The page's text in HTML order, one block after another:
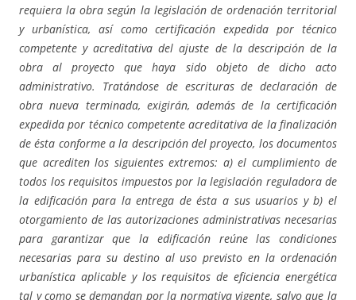
requiera la obra según la legislación de ordenación territorial
y urbanística, así como certificación expedida por técnico
competente y acreditativa del ajuste de la descripción de la
obra al proyecto que haya sido objeto de dicho acto
administrativo. Tratándose de escrituras de declaración de
obra nueva terminada, exigirán, además de la certificación
expedida por técnico competente acreditativa de la finalización
de ésta conforme a la descripción del proyecto, los documentos
que acrediten los siguientes extremos: a) el cumplimiento de
todos los requisitos impuestos por la legislación reguladora de
la edificación para la entrega de ésta a sus usuarios y b) el
otorgamiento de las autorizaciones administrativas necesarias
para garantizar que la edificación reúne las condiciones
necesarias para su destino al uso previsto en la ordenación
urbanística aplicable y los requisitos de eficiencia energética
tal y como se demandan por la normativa vigente, salvo que la